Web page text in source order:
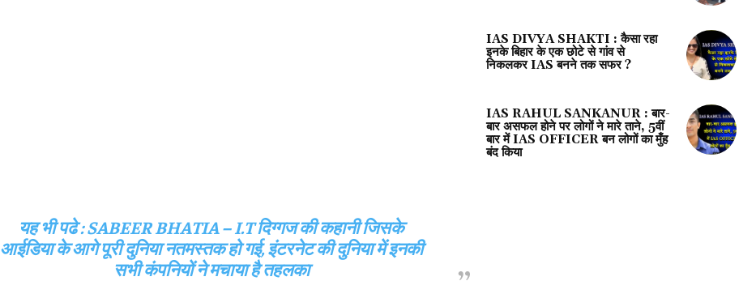
यह भी पढे :SABEER BHATIA – I.T दिग्गज की कहानी जिसके
आईडिया के आगे पूरी दुनिया नतमस्तक हो गई, इंटरनेट की दुनिया में इनकी
सभी कंपनियों ने मचाया है तहलका
IAS DIVYA SHAKTI : कैसा रहा
इनके बिहार के एक छोटे से गांव से
निकलकर IAS बनने तक सफर ?
IAS RAHUL SANKANUR : बार-
बार असफल होने पर लोगों ने मारे ताने, 5वीं
बार में IAS OFFICER बन लोगों का मुँह
बंद किया